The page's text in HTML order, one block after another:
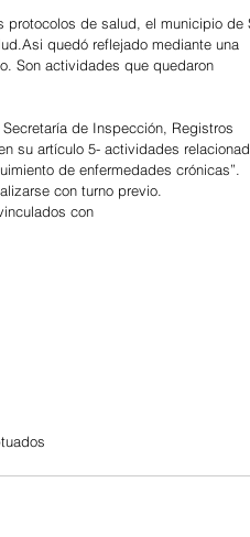
de salud, el municipio de
quedó reflejado mediante una
Son actividades que quedaron
de Inspección, Registros
su artículo 5- actividades
de enfermedades crónicas”.
con turno previo.
con